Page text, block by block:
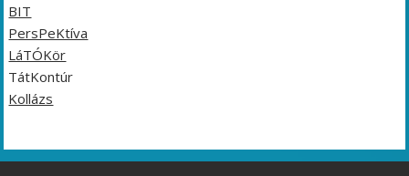
BIT
PersPeKtíva
LáTÓKör
TátKontúr
Kollázs